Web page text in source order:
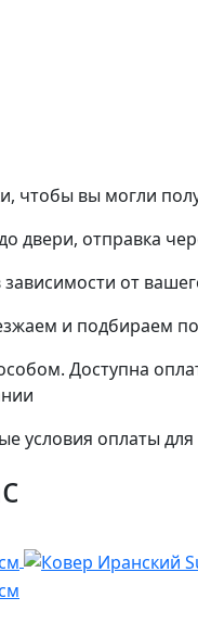
чтобы вы могли
двери, отправка
от
и подбираем
Доступна
условия оплаты для